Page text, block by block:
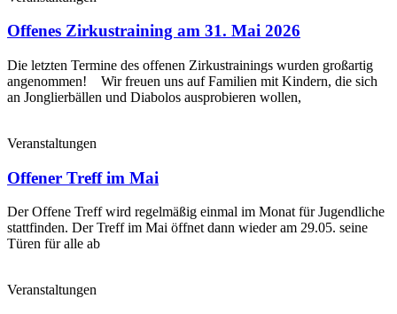
Offenes Zirkustraining am 31. Mai 2026
Die letzten Termine des offenen Zirkustrainings wurden großartig
angenommen! Wir freuen uns auf Familien mit Kindern, die sich
an Jonglierbällen und Diabolos ausprobieren wollen,
Veranstaltungen
Offener Treff im Mai
Der Offene Treff wird regelmäßig einmal im Monat für Jugendliche
stattfinden. Der Treff im Mai öffnet dann wieder am 29.05. seine
Türen für alle ab
Veranstaltungen